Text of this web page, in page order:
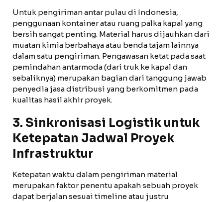
Untuk pengiriman antar pulau di Indonesia,
penggunaan kontainer atau ruang palka kapal yang
bersih sangat penting. Material harus dijauhkan dari
muatan kimia berbahaya atau benda tajam lainnya
dalam satu pengiriman. Pengawasan ketat pada saat
pemindahan antarmoda (dari truk ke kapal dan
sebaliknya) merupakan bagian dari tanggung jawab
penyedia jasa distribusi yang berkomitmen pada
kualitas hasil akhir proyek.
3. Sinkronisasi Logistik untuk
Ketepatan Jadwal Proyek
Infrastruktur
Ketepatan waktu dalam pengiriman material
merupakan faktor penentu apakah sebuah proyek
dapat berjalan sesuai timeline atau justru